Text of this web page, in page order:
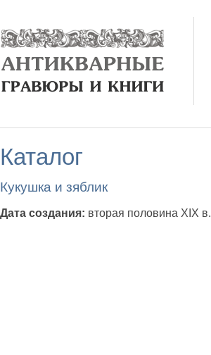
Каталог
Кукушка и зяблик
Дата создания: вторая половина XIX в.